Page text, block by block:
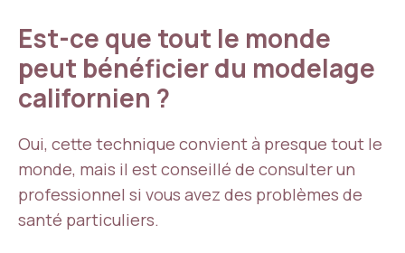
Est-ce que tout le monde
peut bénéficier du modelage
californien ?
Oui, cette technique convient à presque tout le
monde, mais il est conseillé de consulter un
professionnel si vous avez des problèmes de
santé particuliers.